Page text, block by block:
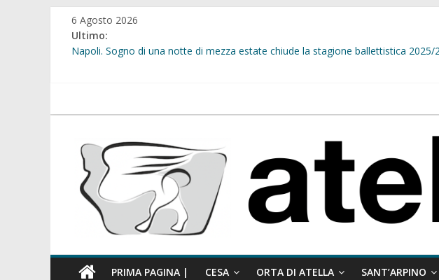
Salta
contenuto
6 Agosto 2026
Ultimo:
Napoli. Sogno di una notte di mezza estate chiude la stagione ballettistica 2025/
Sant’Arpino. Sicurezza urbana: al via l’installazione delle prime telecamere di
atellanews.it
PRIMA PAGINA | CESA ORTA DI ATELLA SANT’ARPINO